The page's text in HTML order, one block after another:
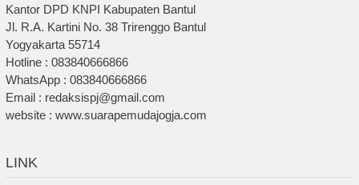
Kantor DPD KNPI Kabupaten Bantul
Jl. R.A. Kartini No. 38 Trirenggo Bantul
Yogyakarta 55714
Hotline : 083840666866
WhatsApp : 083840666866
Email : redaksispj@gmail.com
website : www.suarapemudajogja.com
LINK